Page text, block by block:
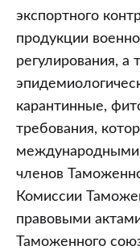
экспортного
продукции
регулирования, а
карантинные,
требования,
международными
членов
Комиссии
правовыми
Таможенного